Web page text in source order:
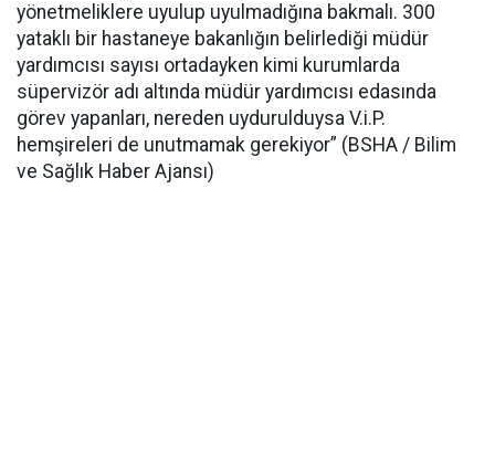
yönetmeliklere uyulup uyulmadığına bakmalı. 300
yataklı bir hastaneye bakanlığın belirlediği müdür
yardımcısı sayısı ortadayken kimi kurumlarda
süpervizör adı altında müdür yardımcısı edasında
görev yapanları, nereden uydurulduysa V.i.P.
hemşireleri de unutmamak gerekiyor” (BSHA / Bilim
ve Sağlık Haber Ajansı)